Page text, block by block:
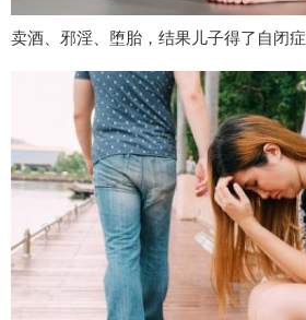
卖酒、邪淫、堕胎，结果儿子得了自闭症